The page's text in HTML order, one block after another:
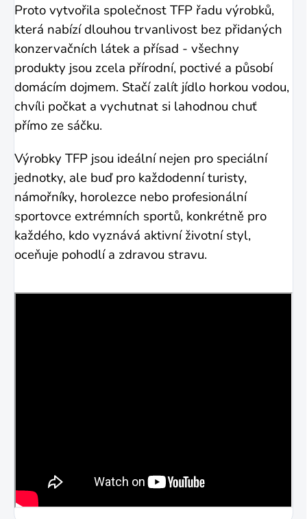
Proto vytvořila společnost TFP řadu výrobků,
která nabízí dlouhou trvanlivost bez přidaných
konzervačních látek a přísad - všechny
produkty jsou zcela přírodní, poctivé a působí
domácím dojmem. Stačí zalít jídlo horkou vodou,
chvíli počkat a vychutnat si lahodnou chuť
přímo ze sáčku.
Výrobky TFP jsou ideální nejen pro speciální
jednotky, ale buď pro každodenní turisty,
námořníky, horolezce nebo profesionální
sportovce extrémních sportů, konkrétně pro
každého, kdo vyznává aktivní životní styl,
oceňuje pohodlí a zdravou stravu.